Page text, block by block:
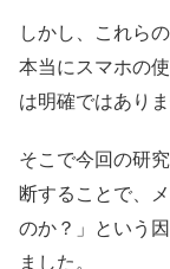
しかし、これら
本当にスマホの
は明確ではありま
そこで今回の研
断することで、
のか？」という
ました。